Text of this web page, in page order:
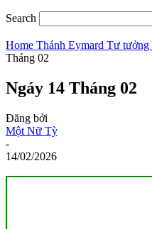
Search
Home Thánh Eymard Tư tưởng
Tháng 02
Ngáy 14 Tháng 02
Đăng bởi
Một Nữ Tỳ
-
14/02/2026